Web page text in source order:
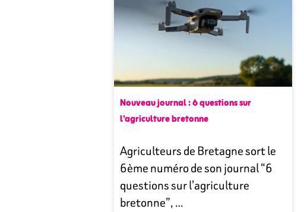
Nouveau journal : 6 questions sur
l’agriculture bretonne
Agriculteurs de Bretagne sort le
6ème numéro de son journal “6
questions sur l’agriculture
bretonne”, …